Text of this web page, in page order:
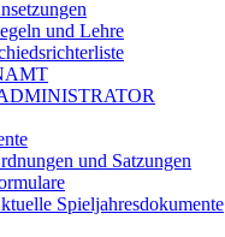
und Lehre
und Satzungen
Spieljahresdokumente